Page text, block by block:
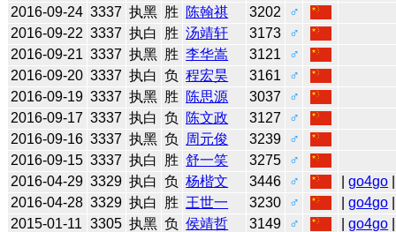
2016-09-24 3337 执黑 胜 陈翰祺 3202
♂
2016-09-22 3337 执白 胜 汤靖轩 3173
♂
2016-09-21 3337 执黑 胜 李华嵩 3121
♂
2016-09-20 3337 执白 负 程宏昊 3161
♂
2016-09-19 3337 执黑 胜 陈思源 3037
♂
2016-09-17 3337 执白 负 陈文政 3127
♂
2016-09-16 3337 执黑 负 周元俊 3239
♂
2016-09-15 3337 执白 胜 舒一笑 3275
♂
2016-04-29 3329 执白 负 杨楷文 3446 ♂ |go4go
2016-04-28 3329 执白 胜 王世一 3230 ♂ |go4go
2015-01-11 3305 执黑 负 侯靖哲 3149 ♂ |go4go